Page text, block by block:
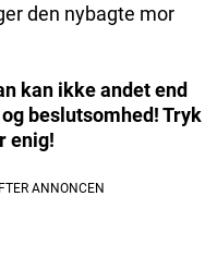
den nybagte mor
kan ikke andet end
beslutsomhed! Tryk
enig!